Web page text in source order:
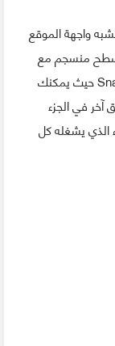
واجهة الموقع
منسجم مع
واجهة windows 8 ، التطبيق يدعم ميزة Snap View حيث يمكنك
في الجزء
الذي يشغله كل